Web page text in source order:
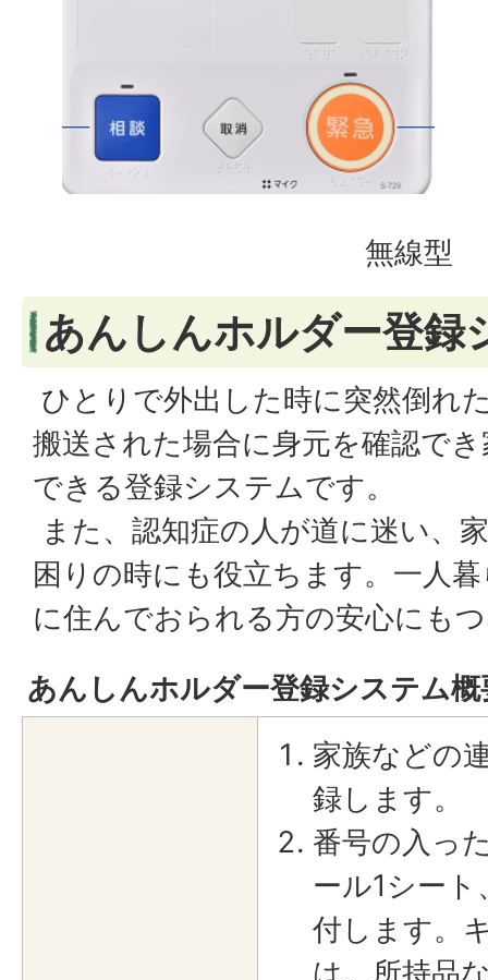
無線型
あんしんホルダー登録
ひとりで外出した時に突然倒れ
搬送された場合に身元を確認で
できる登録システムです。
また、認知症の人が道に迷い、
困りの時にも役立ちます。一人
に住んでおられる方の安心にも
あんしんホルダー登録システム概
家族などの
録します。
番号の入っ
ール1シー
付します。
は、所持品